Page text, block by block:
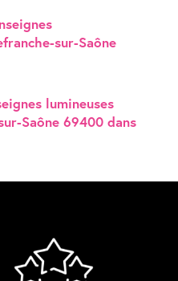
sur-Saône
lumineuses
Saône 69400 dans